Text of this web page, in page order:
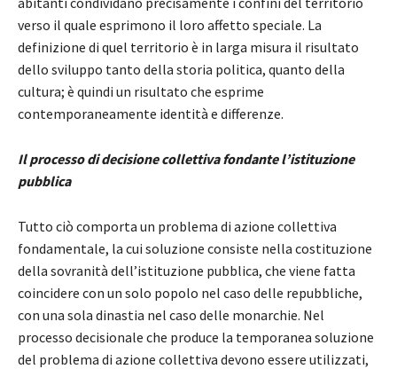
verso il quale esprimono il loro affetto speciale. La
definizione di quel territorio è in larga misura il risultato
dello sviluppo tanto della storia politica, quanto della
cultura; è quindi un risultato che esprime
contemporaneamente identità e differenze.
Il processo di decisione collettiva fondante l’istituzione
pubblica
Tutto ciò comporta un problema di azione collettiva
fondamentale, la cui soluzione consiste nella costituzione
della sovranità dell’istituzione pubblica, che viene fatta
coincidere con un solo popolo nel caso delle repubbliche,
con una sola dinastia nel caso delle monarchie. Nel
processo decisionale che produce la temporanea soluzione
del problema di azione collettiva devono essere utilizzati,